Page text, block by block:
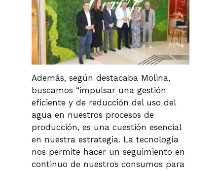
Además, según destacaba Molina,
buscamos “impulsar una gestión
eficiente y de reducción del uso del
agua en nuestros procesos de
producción, es una cuestión esencial
en nuestra estrategia. La tecnología
nos permite hacer un seguimiento en
continuo de nuestros consumos para